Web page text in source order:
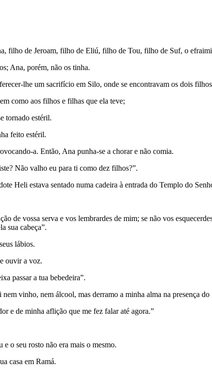
filho de Jeroam, filho de Eliú, filho de Tou, filho de Suf, o
Ana, porém, não os tinha.
lhe um sacrifício em Silo, onde se encontravam os dois
como aos filhos e filhas que ela teve;
tornado estéril.
feito estéril.
a. Então, Ana punha-se a chorar e não comia.
Não valho eu para ti como dez filhos?”.
Heli estava sentado numa cadeira à entrada do Templo do
de vossa serva e vos lembrardes de mim; se não vos
sua cabeça”.
lábios.
ouvir a voz.
passar a tua bebedeira”.
vinho, nem álcool, mas derramo a minha alma na presença do
e de minha aflição que me fez falar até agora.”
o seu rosto não era mais o mesmo.
casa em Ramá.